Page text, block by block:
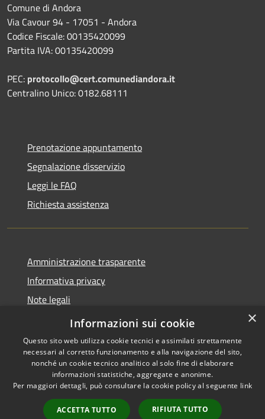
Comune di Andora
Via Cavour 94 - 17051 - Andora
Codice Fiscale: 00135420099
Partita IVA: 00135420099
PEC: protocollo@cert.comunediandora.it
Centralino Unico: 0182.68111
Prenotazione appuntamento
Segnalazione disservizio
Leggi le FAQ
Richiesta assistenza
Amministrazione trasparente
Informativa privacy
Note legali
Dichiarazione di accessibilità
Accessibilità
Copyright © 2026 • Comune di
Andora • Powered by
Municipium•
Accesso
×
Informazioni sui cookie
Questo sito web utilizza cookie tecnici e assimilati strettamente
necessari al corretto funzionamento e alla navigazione del sito,
nonché un cookie tecnico analitico al solo fine di elaborare
informazioni statistiche, aggregate e anonime.
Per maggiori dettagli, può consultare la cookie policy al seguente link
ACCETTA TUTTO RIFIUTA TUTTO